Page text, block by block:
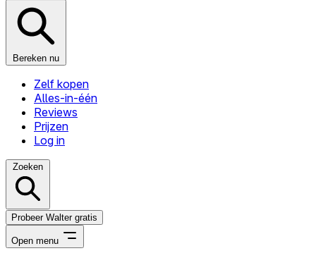
Bereken nu
Zelf kopen
Alles-in-één
Reviews
Prijzen
Log in
Zoeken
Probeer Walter gratis
Open menu